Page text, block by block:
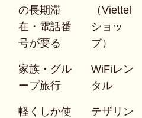
の長期滞
在・電話番
号が要る
（Viettel
ショッ
プ）
家族・グル
ープ旅行
WiFiレン
タル
軽くしか使
テザリン